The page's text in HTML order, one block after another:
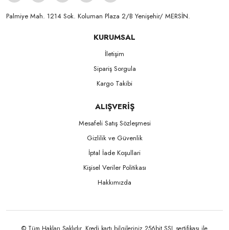
Palmiye Mah. 1214 Sok. Koluman Plaza 2/B Yenişehir/ MERSİN.ㅤㅤㅤㅤㅤㅤㅤㅤㅤㅤㅤㅤㅤㅤㅤㅤㅤㅤㅤㅤㅤㅤㅤㅤㅤㅤㅤㅤㅤㅤㅤㅤㅤㅤㅤ ㅤㅤㅤㅤㅤㅤㅤㅤㅤㅤ
KURUMSAL
İletişim
Sipariş Sorgula
Kargo Takibi
ALIŞVERİŞ
Mesafeli Satış Sözleşmesi
Gizlilik ve Güvenlik
İptal İade Koşullari
Kişisel Veriler Politikası
Hakkımızda